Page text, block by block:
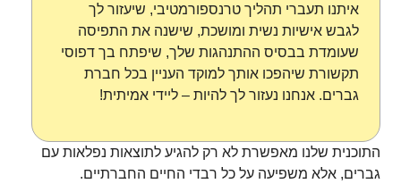
איתנו תעברי תהליך טרנספורמטיבי, שיעזור לך
לגבש אישיות נשית ומושכת, שישנה את התפיסה
שעומדת בבסיס ההתנהגות שלך, שיפתח בך דפוסי
תקשורת שיהפכו אותך למוקד העניין בכל חברת
גברים. אנחנו נעזור לך להיות – ליידי אמיתית!
התוכנית שלנו מאפשרת לא רק להגיע לתוצאות נפלאות עם
גברים, אלא משפיעה על כל רבדי החיים החברתיים.